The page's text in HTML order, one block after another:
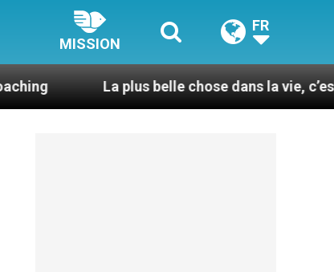
MISSION
FR
La plus belle chose dans la vie, c’est d’être